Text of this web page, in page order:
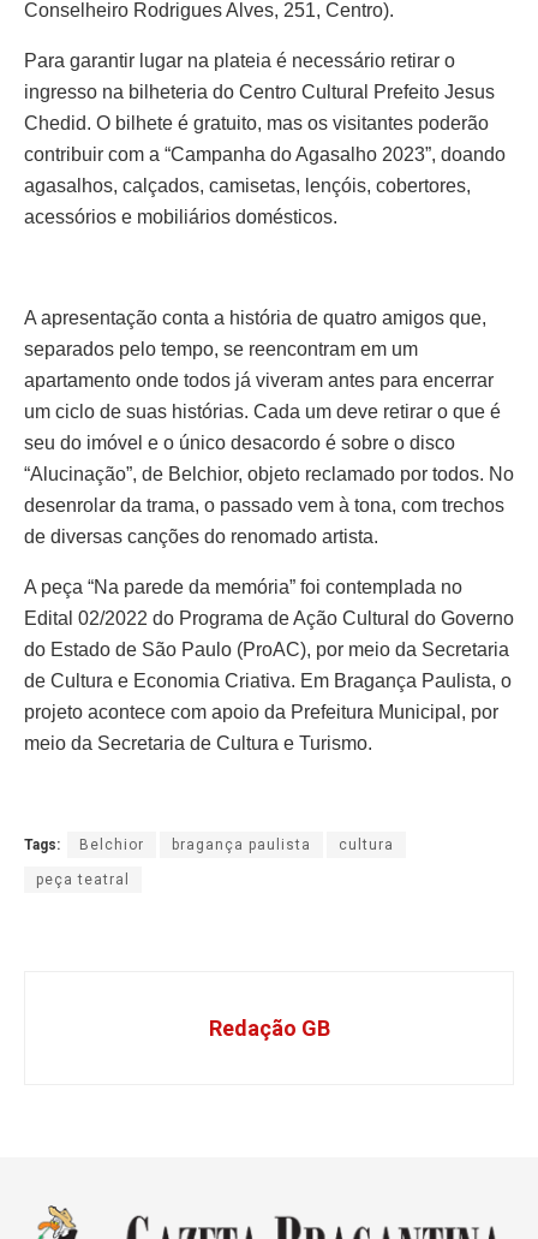
Conselheiro Rodrigues Alves, 251, Centro).
Para garantir lugar na plateia é necessário retirar o
ingresso na bilheteria do Centro Cultural Prefeito Jesus
Chedid. O bilhete é gratuito, mas os visitantes poderão
contribuir com a “Campanha do Agasalho 2023”, doando
agasalhos, calçados, camisetas, lençóis, cobertores,
acessórios e mobiliários domésticos.
A apresentação conta a história de quatro amigos que,
separados pelo tempo, se reencontram em um
apartamento onde todos já viveram antes para encerrar
um ciclo de suas histórias. Cada um deve retirar o que é
seu do imóvel e o único desacordo é sobre o disco
“Alucinação”, de Belchior, objeto reclamado por todos. No
desenrolar da trama, o passado vem à tona, com trechos
de diversas canções do renomado artista.
A peça “Na parede da memória” foi contemplada no
Edital 02/2022 do Programa de Ação Cultural do Governo
do Estado de São Paulo (ProAC), por meio da Secretaria
de Cultura e Economia Criativa. Em Bragança Paulista, o
projeto acontece com apoio da Prefeitura Municipal, por
meio da Secretaria de Cultura e Turismo.
Tags: Belchior bragança paulista cultura
peça teatral
Redação GB